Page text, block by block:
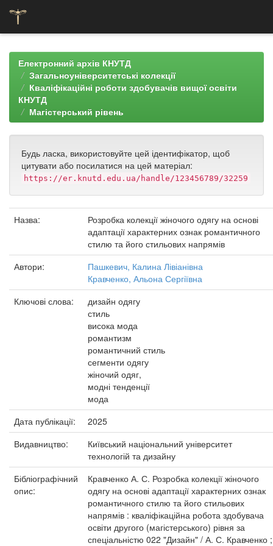
navigationЕлектронний архів КНУТД
Загальноуніверситетські колекції
Кваліфікаційні роботи здобувачів вищої освіти
КНУТД
Магістерський рівень
Будь ласка, використовуйте цей ідентифікатор, щоб
цитувати або посилатися на цей матеріал:
https://er.knutd.edu.ua/handle/123456789/32259
Назва:
Розробка колекції жіночого одягу на основі
адаптації характерних ознак романтичного
стилю та його стильових напрямів
Автори:
Пашкевич, Калина Лівіанівна
Кравченко, Альона Сергіївна
Ключові слова:
дизайн одягу
стиль
висока мода
романтизм
романтичний стиль
сегменти одягу
жіночий одяг,
модні тенденції
мода
Дата публікації:
2025
Видавництво:
Київський національний університет
технологій та дизайну
Бібліографічний
опис:
Кравченко А. С. Розробка колекції жіночого
одягу на основі адаптації характерних ознак
романтичного стилю та його стильових
напрямів : кваліфікаційна робота здобувача
освіти другого (магістерського) рівня за
спеціальністю 022 "Дизайн" / А. С. Кравченко ;